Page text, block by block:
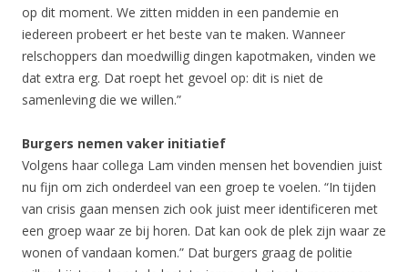
op dit moment. We zitten midden in een pandemie en
iedereen probeert er het beste van te maken. Wanneer
relschoppers dan moedwillig dingen kapotmaken, vinden we
dat extra erg. Dat roept het gevoel op: dit is niet de
samenleving die we willen.”
Burgers nemen vaker initiatief
Volgens haar collega Lam vinden mensen het bovendien juist
nu fijn om zich onderdeel van een groep te voelen. “In tijden
van crisis gaan mensen zich ook juist meer identificeren met
een groep waar ze bij horen. Dat kan ook de plek zijn waar ze
wonen of vandaan komen.” Dat burgers graag de politie